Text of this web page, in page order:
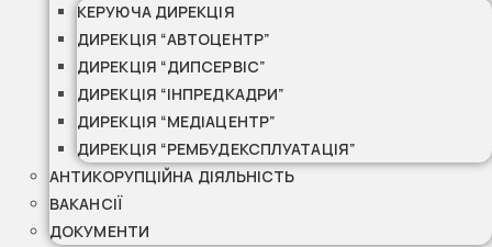
КЕРУЮЧА ДИРЕКЦІЯ
ДИРЕКЦІЯ “АВТОЦЕНТР”
ДИРЕКЦІЯ “ДИПСЕРВІС”
ДИРЕКЦІЯ “ІНПРЕДКАДРИ”
ДИРЕКЦІЯ “МЕДІАЦЕНТР”
ДИРЕКЦІЯ “РЕМБУДЕКСПЛУАТАЦІЯ”
АНТИКОРУПЦІЙНА ДІЯЛЬНІСТЬ
ВАКАНСІЇ
ДОКУМЕНТИ